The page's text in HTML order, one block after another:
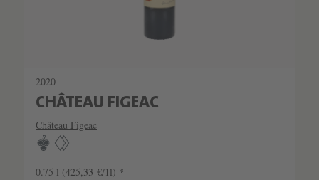
2020
CHÂTEAU FIGEAC
Château Figeac
0.75 l (425,33 €/1l) *